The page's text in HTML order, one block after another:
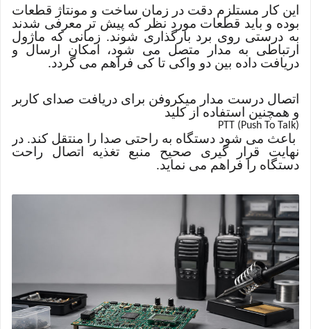
این کار مستلزم دقت در زمان ساخت و مونتاژ قطعات
بوده و باید قطعات مورد نظر که پیش تر معرفی شدند
به درستی روی برد بارگذاری شوند. زمانی که ماژول
ارتباطی به مدار متصل می شود، امکان ارسال و
دریافت داده بین دو واکی تا کی فراهم می گردد.
اتصال درست مدار میکروفن برای دریافت صدای کاربر
و همچنین استفاده از کلید
PTT (Push To Talk)
باعث می شود دستگاه به راحتی صدا را منتقل کند. در
نهایت قرار گیری صحیح منبع تغذیه اتصال راحت
دستگاه را فراهم می نماید.